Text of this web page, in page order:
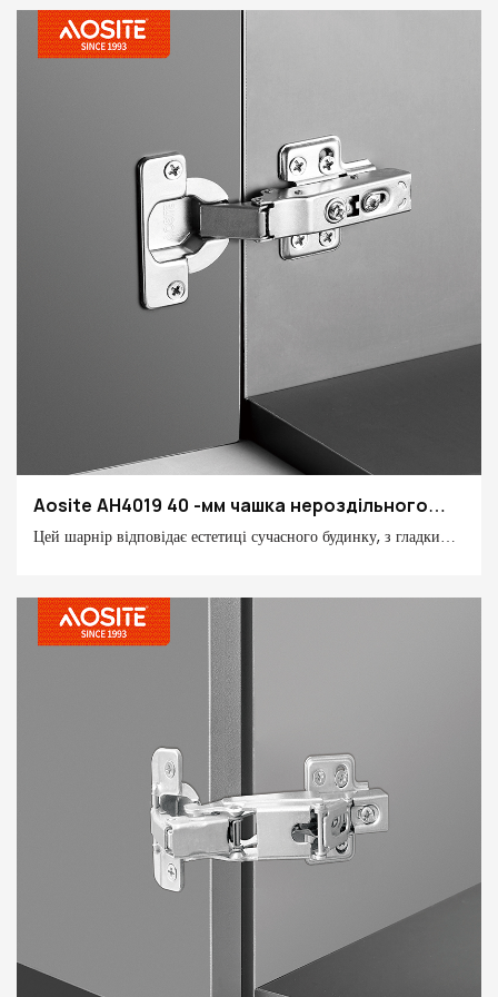
установку, роблячи двері шафи відкритими та закриваються
більш плавно та забезпечують більш комфортний домашній
досвід
Aosite AH4019 40 -мм чашка нероздільного
гідравлічного демпфування шарніра
Цей шарнір відповідає естетиці сучасного будинку, з гладкими
роблячи кожну якість відкриття та закриття високої якості